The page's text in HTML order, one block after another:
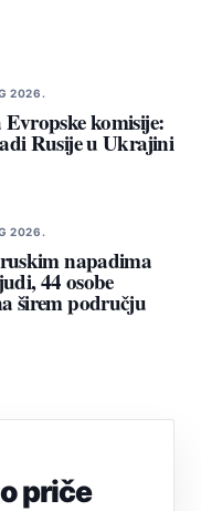
2026.
Evropske komisije:
Rusije u Ukrajini
2026.
napadima
44 osobe
širem području
priče